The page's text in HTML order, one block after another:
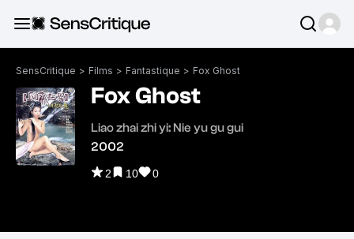
SensCritique > Films > Fantastique > Fox Ghost
Fox Ghost
Liao zhai zhi yi: Nie yu gu gui
2002
2 10 0